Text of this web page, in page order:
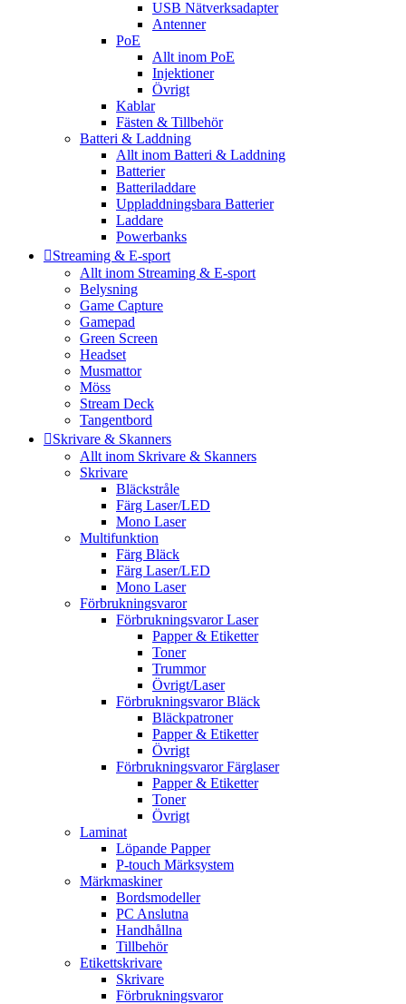
USB Nätverksadapter
Antenner
PoE
Allt inom PoE
Injektioner
Övrigt
Kablar
Fästen & Tillbehör
Batteri & Laddning
Allt inom Batteri & Laddning
Batterier
Batteriladdare
Uppladdningsbara Batterier
Laddare
Powerbanks
Streaming & E-sport
Allt inom Streaming & E-sport
Belysning
Game Capture
Gamepad
Green Screen
Headset
Musmattor
Möss
Stream Deck
Tangentbord
Skrivare & Skanners
Allt inom Skrivare & Skanners
Skrivare
Bläckstråle
Färg Laser/LED
Mono Laser
Multifunktion
Färg Bläck
Färg Laser/LED
Mono Laser
Förbrukningsvaror
Förbrukningsvaror Laser
Papper & Etiketter
Toner
Trummor
Övrigt/Laser
Förbrukningsvaror Bläck
Bläckpatroner
Papper & Etiketter
Övrigt
Förbrukningsvaror Färglaser
Papper & Etiketter
Toner
Övrigt
Laminat
Löpande Papper
P-touch Märksystem
Märkmaskiner
Bordsmodeller
PC Anslutna
Handhållna
Tillbehör
Etikettskrivare
Skrivare
Förbrukningsvaror